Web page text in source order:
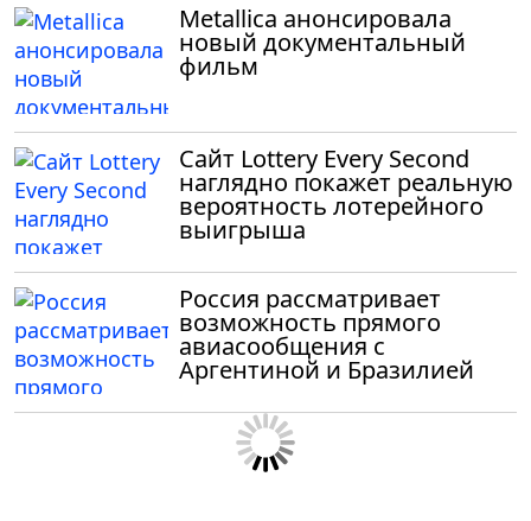
Metallica анонсировала
новый документальный
фильм
Сайт Lottery Every Second
наглядно покажет реальную
вероятность лотерейного
выигрыша
Россия рассматривает
возможность прямого
авиасообщения с
Аргентиной и Бразилией